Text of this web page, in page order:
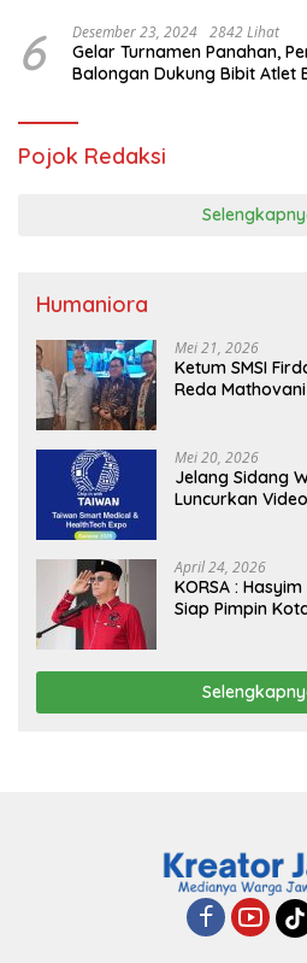
6 Desember 23, 2024 2842 Lihat
Gelar Turnamen Panahan,
Balongan Dukung Bibit Atlet
Pojok Redaksi
Humaniora
Mei 21, 2026
Ketum SMSI
Reda
MBG, Perkuat
Pemerintah
Mei 20, 2026
Jelang Sidang
Luncurkan
April 24, 2026
KORSA :
Siap Pimpin